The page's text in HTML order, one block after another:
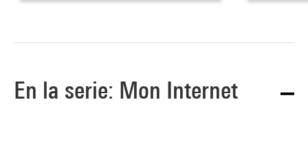
En la serie: Mon Internet